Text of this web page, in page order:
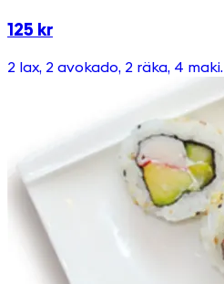
125 kr
2 lax, 2 avokado, 2 räka, 4 maki.